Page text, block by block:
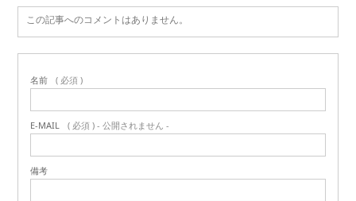
この記事へのコメントはありません。
名前 ( 必須 )
E-MAIL ( 必須 ) - 公開されません -
備考